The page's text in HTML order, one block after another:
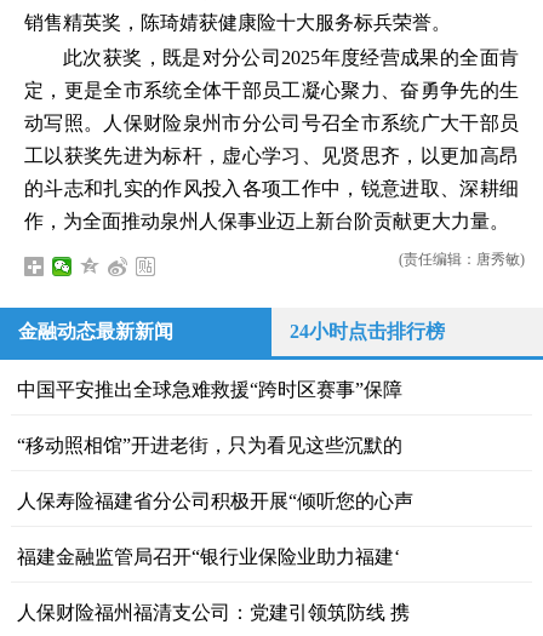
销售精英奖，陈琦婧获健康险十大服务标兵荣誉。
此次获奖，既是对分公司2025年度经营成果的全面肯
定，更是全市系统全体干部员工凝心聚力、奋勇争先的生
动写照。人保财险泉州市分公司号召全市系统广大干部员
工以获奖先进为标杆，虚心学习、见贤思齐，以更加高昂
的斗志和扎实的作风投入各项工作中，锐意进取、深耕细
作，为全面推动泉州人保事业迈上新台阶贡献更大力量。
(责任编辑：唐秀敏)
金融动态最新新闻 24小时点击排行榜
中国平安推出全球急难救援“跨时区赛事”保障
“移动照相馆”开进老街，只为看见这些沉默的
人保寿险福建省分公司积极开展“倾听您的心声
福建金融监管局召开“银行业保险业助力福建‘
人保财险福州福清支公司：党建引领筑防线 携